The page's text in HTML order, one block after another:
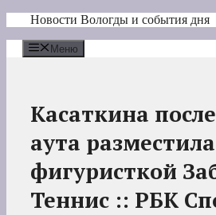
Перейти
содержимому
Новости Вологды и события дня
Меню
Касаткина
аута
фигуристкой
Теннис :: РБК